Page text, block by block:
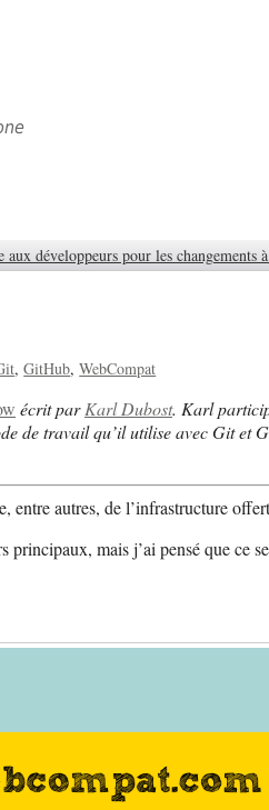
aux développeurs pour les changements
GitHub WebCompat
écrit parKarl Dubost. Karl
de travail qu’il utilise avec Git
entre autres, de l’infrastructure
principaux, mais j’ai pensé que